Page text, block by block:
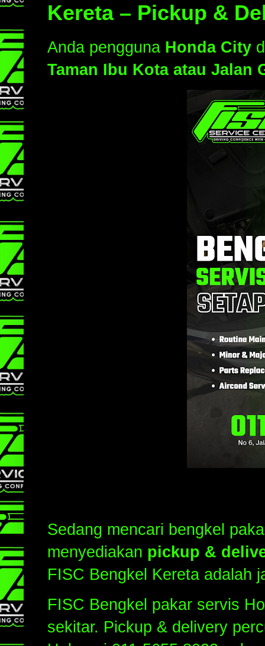
Kereta – Pickup &
Anda pengguna Honda City
Taman Ibu Kota atau Jalan
Sedang mencari bengkel
menyediakan pickup &
FISC Bengkel Kereta adalah
FISC Bengkel pakar servis
sekitar. Pickup & delivery